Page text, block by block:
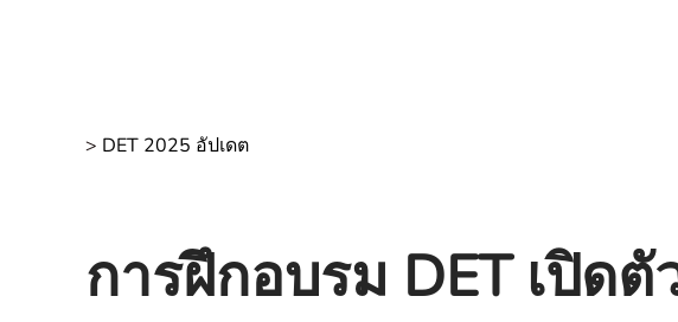
> DET 2025 อัปเดต
การฝึกอบรม DET เปิด